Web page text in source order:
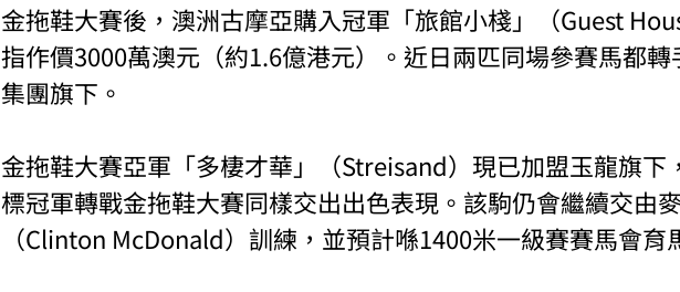
金拖鞋大賽後，澳洲古摩亞購入冠軍「旅館小棧」（Guest
指作價3000萬澳元（約1.6億港元）。近日兩匹同場參賽馬都
集團旗下。
金拖鞋大賽亞軍「多棲才華」（Streisand）現已加盟玉龍旗下
標冠軍轉戰金拖鞋大賽同樣交出出色表現。該駒仍會繼續交由
（Clinton McDonald）訓練，並預計喺1400米一級賽賽馬會育